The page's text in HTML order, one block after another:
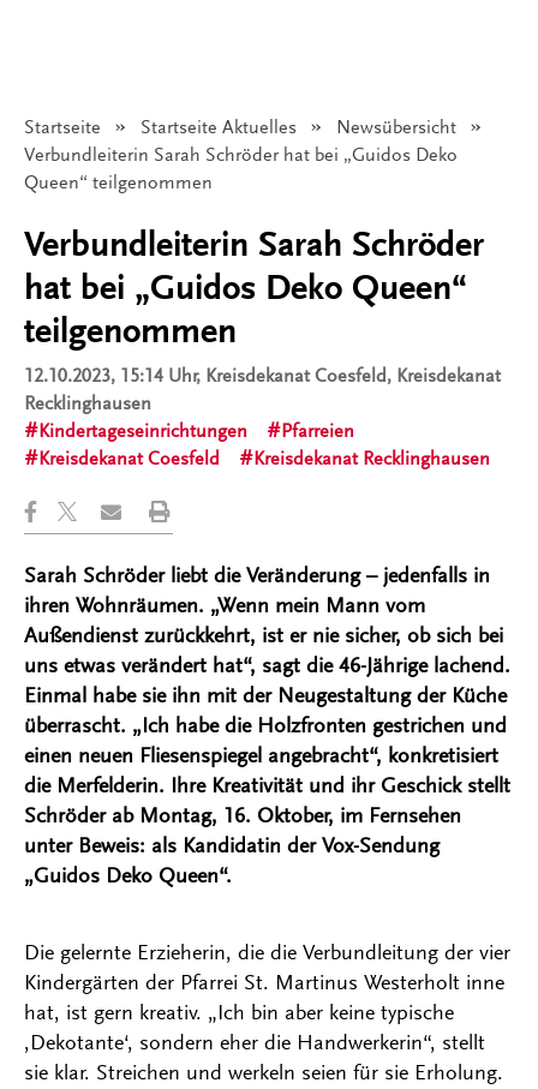
Startseite Startseite Aktuelles
Newsübersicht
Angezeigt:
Verbundleiterin Sarah Schröder hat bei „Guidos Deko
Queen“ teilgenommen
Verbundleiterin Sarah Schröder
hat bei „Guidos Deko Queen“
teilgenommen
12.10.2023, 15:14 Uhr, Kreisdekanat Coesfeld, Kreisdekanat
Recklinghausen
Kindertageseinrichtungen
Pfarreien
Kreisdekanat Coesfeld
Kreisdekanat Recklinghausen
Sarah Schröder liebt die Veränderung – jedenfalls in
ihren Wohnräumen. „Wenn mein Mann vom
Außendienst zurückkehrt, ist er nie sicher, ob sich bei
uns etwas verändert hat“, sagt die 46-Jährige lachend.
Einmal habe sie ihn mit der Neugestaltung der Küche
überrascht. „Ich habe die Holzfronten gestrichen und
einen neuen Fliesenspiegel angebracht“, konkretisiert
die Merfelderin. Ihre Kreativität und ihr Geschick stellt
Schröder ab Montag, 16. Oktober, im Fernsehen
unter Beweis: als Kandidatin der Vox-Sendung
„Guidos Deko Queen“.
Die gelernte Erzieherin, die die Verbundleitung der vier
Kindergärten der Pfarrei St. Martinus Westerholt inne
hat, ist gern kreativ. „Ich bin aber keine typische
‚Dekotante‘, sondern eher die Handwerkerin“, stellt
sie klar. Streichen und werkeln seien für sie Erholung.